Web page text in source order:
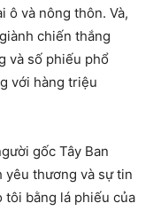
ô và nông thôn. Và,
chiến thắng
và số phiếu phổ
với hàng triệu
gốc Tây Ban
yêu thương và sự tin
tôi bằng lá phiếu của